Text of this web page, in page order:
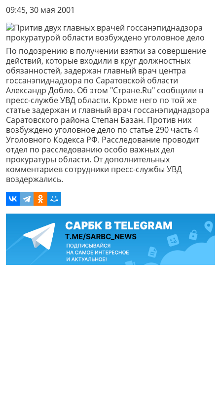
09:45, 30 мая 2001
По подозрению в получении взятки за совершение
действий, которые входили в круг должностных
обязанностей, задержан главный врач центра
госсанэпиднадзора по Саратовской области
Александр Добло. Об этом "Стране.Ru" сообщили в
пресс-службе УВД области. Кроме него по той же
статье задержан и главный врач госсанэпиднадзора
Саратовского района Степан Базан. Против них
возбуждено уголовное дело по статье 290 часть 4
Уголовного Кодекса РФ. Расследование проводит
отдел по расследованию особо важных дел
прокуратуры области. От дополнительных
комментариев сотрудники пресс-службы УВД
воздержались.